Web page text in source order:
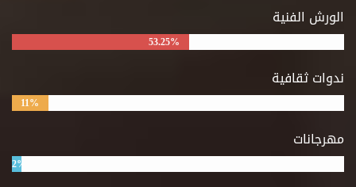
الورش الفنية
53.25%
ندوات ثقافية
11%
مهرجانات
2%